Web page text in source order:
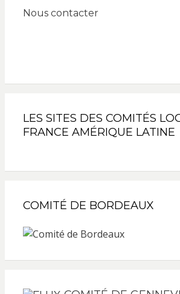
Nous contacter
LES SITES DES COMITÉS
FRANCE AMÉRIQUE LATINE
COMITÉ DE BORDEAUX